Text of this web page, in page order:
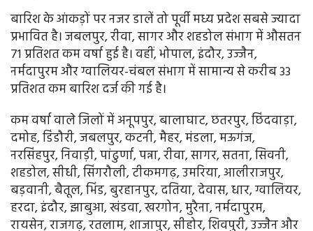
बारिश के आंकड़ों पर नजर डालें तो पूर्वी मध्य प्रदेश सबसे ज्यादा
प्रभावित है। जबलपुर, रीवा, सागर और शहडोल संभाग में औसतन
71 प्रतिशत कम वर्षा हुई है। वहीं, भोपाल, इंदौर, उज्जैन,
नर्मदापुरम और ग्वालियर-चंबल संभाग में सामान्य से करीब 33
प्रतिशत कम बारिश दर्ज की गई है।
कम वर्षा वाले जिलों में अनूपपुर, बालाघाट, छतरपुर, छिंदवाड़ा,
दमोह, डिंडौरी, जबलपुर, कटनी, मैहर, मंडला, मऊगंज,
नरसिंहपुर, निवाड़ी, पांढुर्णा, पन्ना, रीवा, सागर, सतना, सिवनी,
शहडोल, सीधी, सिंगरौली, टीकमगढ़, उमरिया, आलीराजपुर,
बड़वानी, बैतूल, भिंड, बुरहानपुर, दतिया, देवास, धार, ग्वालियर,
हरदा, इंदौर, झाबुआ, खंडवा, खरगोन, मुरैना, नर्मदापुरम,
रायसेन, राजगढ़, रतलाम, शाजापुर, सीहोर, शिवपुरी, उज्जैन और